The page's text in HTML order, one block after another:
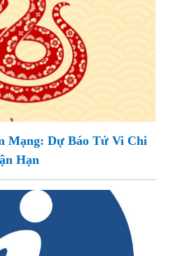
Mạng: Dự Báo Tử Vi Chi
Hạn